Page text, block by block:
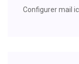
Configurer mail